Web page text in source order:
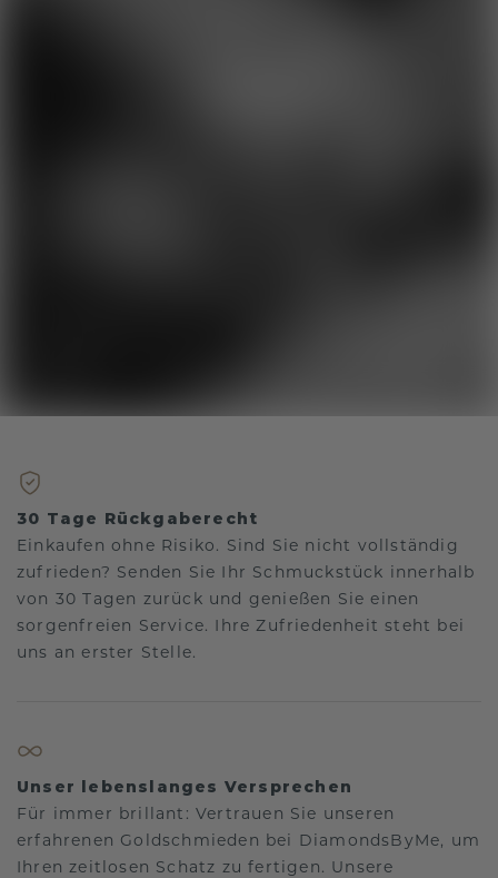
30 Tage Rückgaberecht
Einkaufen ohne Risiko. Sind Sie nicht vollständig
zufrieden? Senden Sie Ihr Schmuckstück innerhalb
von 30 Tagen zurück und genießen Sie einen
sorgenfreien Service. Ihre Zufriedenheit steht bei
uns an erster Stelle.
Unser lebenslanges Versprechen
Für immer brillant: Vertrauen Sie unseren
erfahrenen Goldschmieden bei DiamondsByMe, um
Ihren zeitlosen Schatz zu fertigen. Unsere